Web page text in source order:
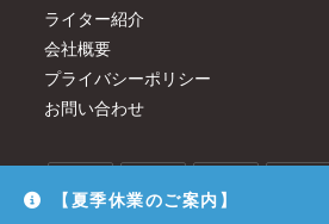
ライター紹介
会社概要
プライバシーポリシー
お問い合わせ
【夏季休業のご案内】